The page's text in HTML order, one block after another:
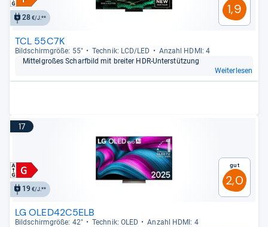
28€/J.**
1,9
TCL 55C7K
Bild­schirm­größe: 55" Tech­nik: LCD/LED
Anzahl HDMI: 4
Mit­tel­großes Scharf­bild mit brei­ter HDR-​Unter­stüt­zung
Weiterlesen
17
19 €/J.**
Gut
2,0
LG OLED42C5ELB
Bild­schirm­größe: 42" Tech­nik: OLED
Anzahl HDMI: 4